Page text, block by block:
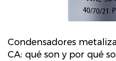
Condensadores
CA: qué son y por qué